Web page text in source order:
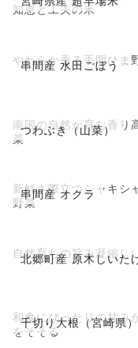
知恵と工夫の米
串間産 水田ごぼう
やわらか香る手間ひま
つわぶき（山菜）
南国の自然が育む香り
菜
串間産 オクラ
新鮮さ際立つシャキシ
野菜
北郷町産 原木しいた
自然育ちの旨み凝縮し
千切り大根（宮崎県）
和食にぴったりの甘み
をそそる